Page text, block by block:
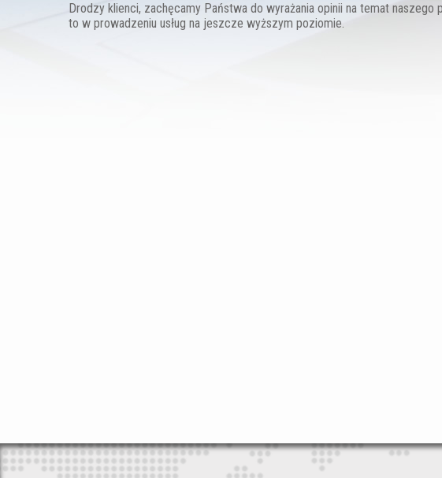
Drodzy klienci, zachęcamy Państwa do wyrażania opinii na temat
to w prowadzeniu usług na jeszcze wyższym poziomie.